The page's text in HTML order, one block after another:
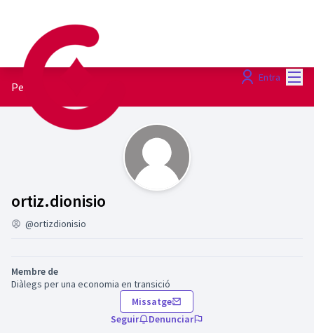
Entra
Perfil
ortiz.dionisio
Ensenyes (ortiz.dionisio)
@ortizdionisio
Membre de
Diàlegs per una economia en transició
Missatge
Seguir
Denunciar